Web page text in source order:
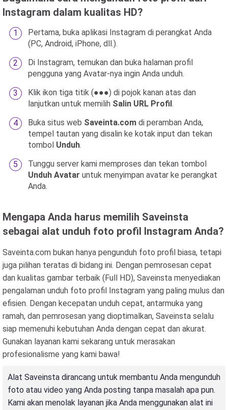
Instagram dalam kualitas HD?
Pertama, buka aplikasi Instagram di perangkat Anda
(PC, Android, iPhone, dll.).
Di Instagram, temukan dan buka halaman profil
pengguna yang Avatar-nya ingin Anda unduh.
Klik ikon tiga titik (●●●) di pojok kanan atas dan
lanjutkan untuk memilih Salin URL Profil.
Buka situs web Saveinta.com di peramban Anda,
tempel tautan yang disalin ke kotak input dan tekan
tombol Unduh.
Tunggu server kami memproses dan tekan tombol
Unduh Avatar untuk menyimpan avatar ke perangkat
Anda.
Mengapa Anda harus memilih Saveinsta
sebagai alat unduh foto profil Instagram Anda?
Saveinta.com bukan hanya pengunduh foto profil biasa, tetapi
juga pilihan teratas di bidang ini. Dengan pemrosesan cepat
dan kualitas gambar terbaik (Full HD), Saveinsta menyediakan
pengalaman unduh foto profil Instagram yang paling mulus dan
efisien. Dengan kecepatan unduh cepat, antarmuka yang
ramah, dan pemrosesan yang dioptimalkan, Saveinsta selalu
siap memenuhi kebutuhan Anda dengan cepat dan akurat.
Gunakan layanan kami sekarang untuk merasakan
profesionalisme yang kami bawa!
Alat Saveinsta dirancang untuk membantu Anda mengunduh
foto atau video yang Anda posting tanpa masalah apa pun.
Kami akan menolak layanan jika Anda menggunakan alat ini